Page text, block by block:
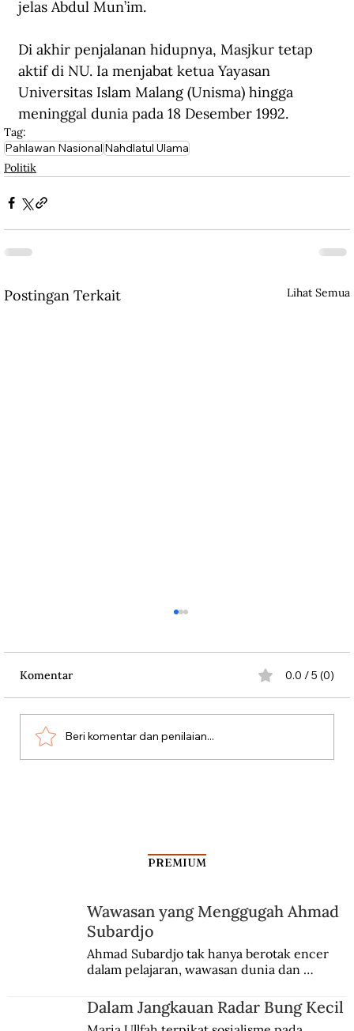
jelas Abdul Mun’im.
Di akhir penjalanan hidupnya, Masjkur tetap
aktif di NU. Ia menjabat ketua Yayasan
Universitas Islam Malang (Unisma) hingga
meninggal dunia pada 18 Desember 1992.
Tag:
Pahlawan NasionalNahdlatul Ulama
Politik
Postingan Terkait Lihat Semua
Dari Srebrenica ke Palestina
Komentar 0.0 / 5 (0)
Beri komentar dan penilaian...
PREMIUM
Wawasan yang Menggugah Ahmad
Subardjo
Ahmad Subardjo tak hanya berotak encer
dalam pelajaran, wawasan dunia dan
Jules Verne, Multatuli, hingga Sun Yat-sen.
Dalam Jangkauan Radar Bung Kecil